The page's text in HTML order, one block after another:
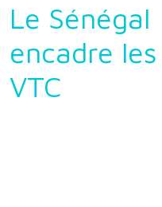
Le Sénégal
encadre les
VTC